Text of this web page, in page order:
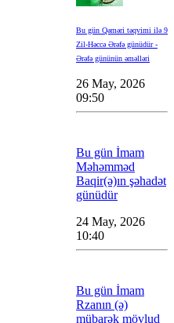
Bu gün Qəməri təqvimi ilə 9
Zil-Həccə Ərəfə günüdür -
Ərəfə gününün əməlləri
26 May, 2026
09:50
Bu gün İmam
Məhəmməd
Baqir(ə)ın şəhadət
günüdür
24 May, 2026
10:40
Bu gün İmam
Rzanın (ə)
mübarək mövlud